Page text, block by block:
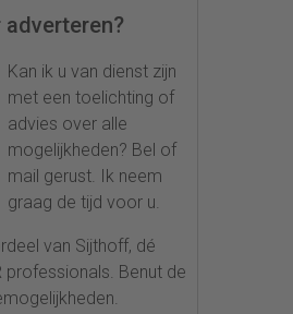
Kan ik u van dienst zijn
met een toelichting of
advies over alle
mogelijkheden? Bel of
mail gerust. Ik neem
graag de tijd voor u.
van Sijthoff, dé
professionals. Benut de